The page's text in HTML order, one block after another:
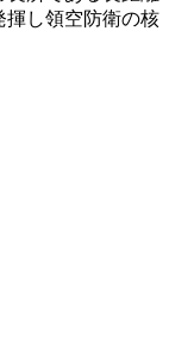
揮し領空防衛の核